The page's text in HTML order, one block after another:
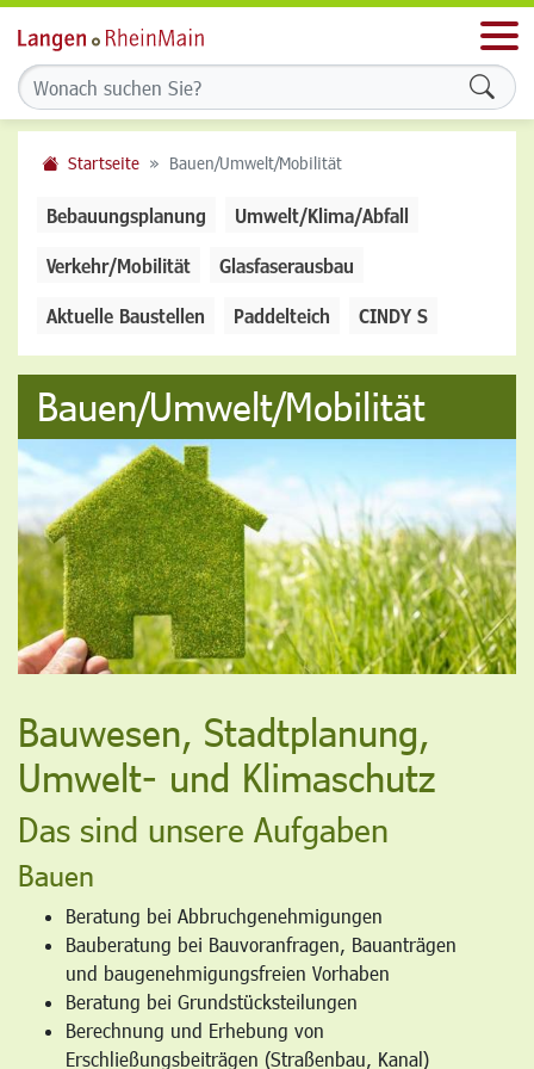
Startseite Bauen/Umwelt/Mobilität
Bebauungsplanung Umwelt/Klima/Abfall
Verkehr/Mobilität Glasfaserausbau
Aktuelle Baustellen Paddelteich CINDY S
Bauen/Umwelt/Mobilität
Bauwesen, Stadtplanung,
Umwelt- und Klimaschutz
Das sind unsere Aufgaben
Bauen
Beratung bei Abbruchgenehmigungen
Bauberatung bei Bauvoranfragen, Bauanträgen
und baugenehmigungsfreien Vorhaben
Beratung bei Grundstücksteilungen
Berechnung und Erhebung von
Erschließungsbeiträgen (Straßenbau, Kanal)